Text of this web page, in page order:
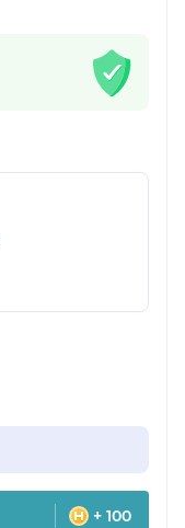
+ 100